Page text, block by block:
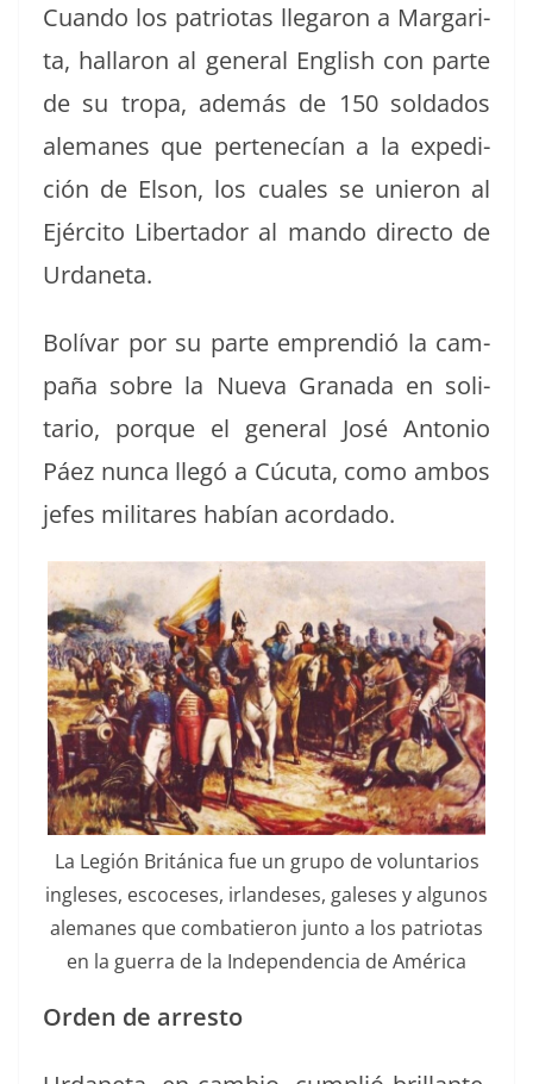
Cuan­do los patri­o­tas lle­garon a Mar­gari­
ta, hal­laron al gen­er­al Eng­lish con parte
de su tropa, además de 150 sol­da­dos
ale­manes que pertenecían a la expe­di­
ción de Elson, los cuales se unieron al
Ejérci­to Lib­er­ta­dor al man­do direc­to de
Urdaneta.
Bolí­var por su parte emprendió la cam­
paña sobre la Nue­va Grana­da en soli­
tario, porque el gen­er­al José Anto­nio
Páez nun­ca llegó a Cúcu­ta, como ambos
jefes mil­itares habían acordado.
La Legión Británi­ca fue un grupo de vol­un­tar­ios
ingle­ses, esco­ce­ses, irlan­deses, gale­ses y algunos
ale­manes que com­bat­ieron jun­to a los patri­o­tas
en la guer­ra de la Inde­pen­den­cia de América
Orden de arresto